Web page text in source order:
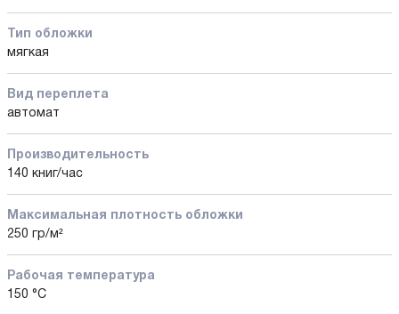
Тип обложки
мягкая
Вид переплета
автомат
Производительность
140 книг/час
Максимальная плотность обложки
250 гр/м²
Рабочая температура
150 °С